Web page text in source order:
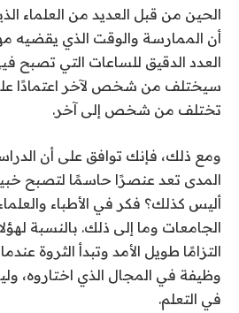
الحين من قبل العديد من العلماء
أن الممارسة والوقت الذي يقضيه
العدد الدقيق للساعات التي تصبح
سيختلف من شخص لآخر اعتمادًا
تختلف من شخص إلى آخر.
ومع ذلك، فإنك توافق على أن
المدى تعد عنصرًا حاسمًا لتصبح
أليس كذلك؟ فكر في الأطباء
الجامعات وما إلى ذلك. بالنسبة
التزامًا طويل الأمد وتبدأ الثروة
وظيفة في المجال الذي اختاروه،
في التعلم.